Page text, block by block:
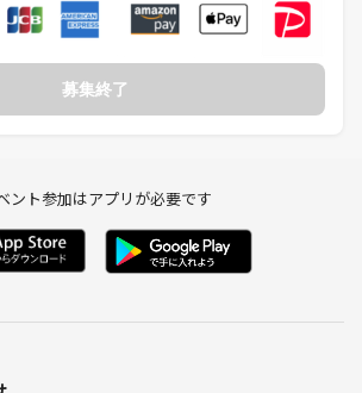
募集終了
ント参加はアプリが必要です